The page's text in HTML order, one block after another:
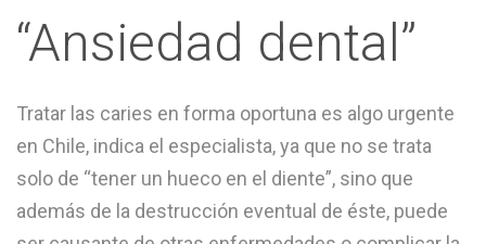
“Ansiedad dental”
Tratar las caries en forma oportuna es algo urgente
en Chile, indica el especialista, ya que no se trata
solo de “tener un hueco en el diente”, sino que
además de la destrucción eventual de éste, puede